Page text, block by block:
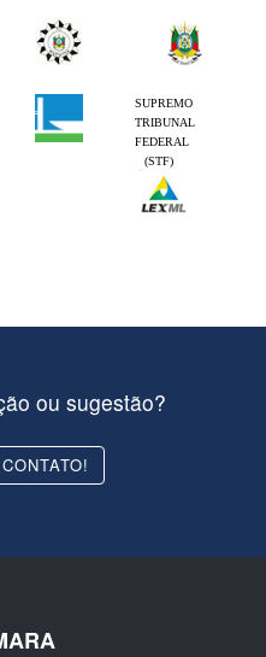
SUPREMO
TRIBUNAL
FEDERAL
(STF)
ou sugestão?